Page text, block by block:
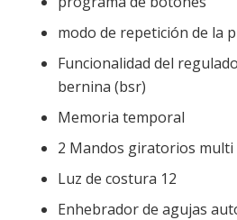
modo de repetición de la
Funcionalidad del
bernina (bsr)
Memoria temporal
2 Mandos giratorios
Luz de costura 12
Enhebrador de agujas